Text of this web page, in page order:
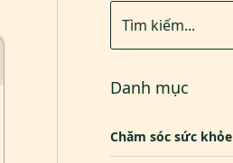
Danh mục
Chăm sóc sức khỏe